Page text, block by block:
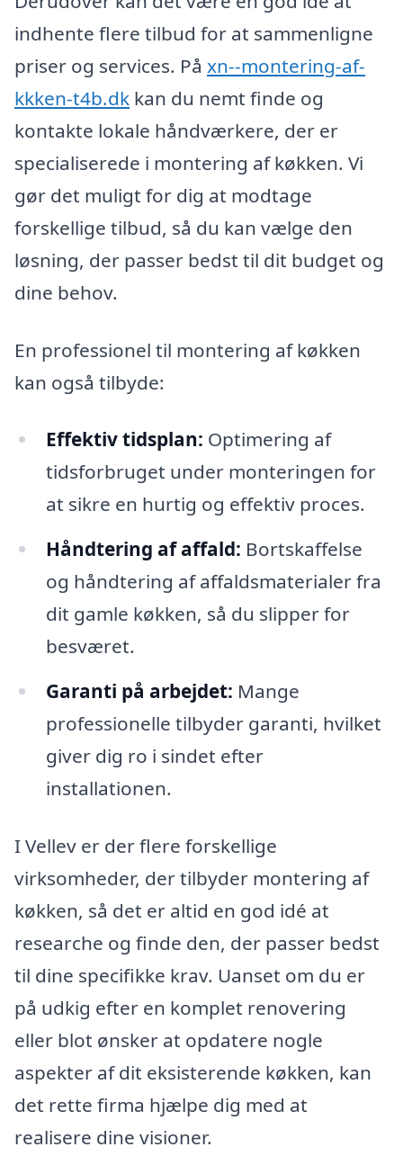
indhente flere tilbud for at sammenligne
priser og services. På xn--montering-af-
kkken-t4b.dk kan du nemt finde og
kontakte lokale håndværkere, der er
specialiserede i montering af køkken. Vi
gør det muligt for dig at modtage
forskellige tilbud, så du kan vælge den
løsning, der passer bedst til dit budget og
dine behov.
En professionel til montering af køkken
kan også tilbyde:
Effektiv tidsplan: Optimering af
tidsforbruget under monteringen for
at sikre en hurtig og effektiv proces.
Håndtering af affald: Bortskaffelse
og håndtering af affaldsmaterialer fra
dit gamle køkken, så du slipper for
besværet.
Garanti på arbejdet: Mange
professionelle tilbyder garanti, hvilket
giver dig ro i sindet efter
installationen.
I Vellev er der flere forskellige
virksomheder, der tilbyder montering af
køkken, så det er altid en god idé at
researche og finde den, der passer bedst
til dine specifikke krav. Uanset om du er
på udkig efter en komplet renovering
eller blot ønsker at opdatere nogle
aspekter af dit eksisterende køkken, kan
det rette firma hjælpe dig med at
realisere dine visioner.